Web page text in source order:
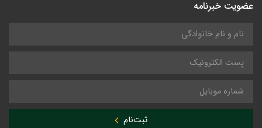
عضویت خبرنامه
ثبت‌نام